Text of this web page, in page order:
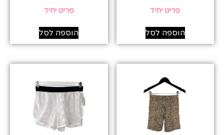
פריט יחיד
הוספה לסל
פריט יחיד
הוספה לסל